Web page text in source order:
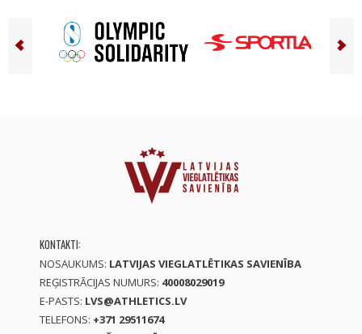
KONTAKTI:
NOSAUKUMS: LATVIJAS VIEGLATLĒTIKAS SAVIENĪBA
REĢISTRĀCIJAS NUMURS: 40008029019
E-PASTS: LVS@ATHLETICS.LV
TELEFONS: +371 29511674